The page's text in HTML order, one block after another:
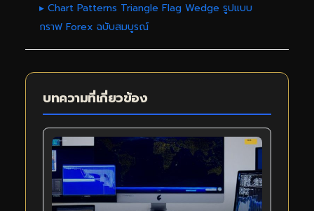
▸ Chart Patterns Triangle Flag Wedge รูปแบบ
กราฟ Forex ฉบับสมบูรณ์
บทความที่เกี่ยวข้อง